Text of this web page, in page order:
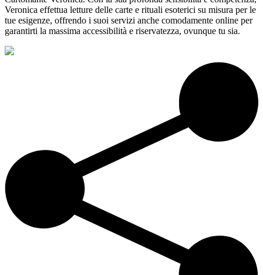
Veronica effettua letture delle carte e rituali esoterici su misura per le
tue esigenze, offrendo i suoi servizi anche comodamente online per
garantirti la massima accessibilità e riservatezza, ovunque tu sia.